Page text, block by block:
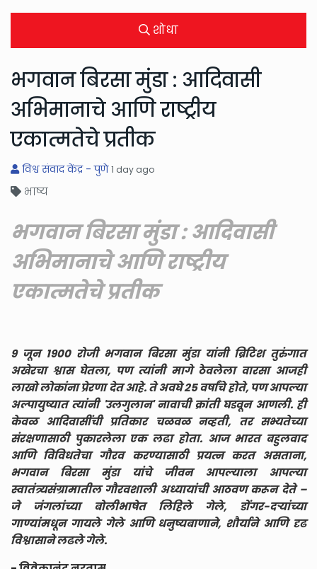
शोधा
भगवान बिरसा मुंडा : आदिवासी
अभिमानाचे आणि राष्ट्रीय
एकात्मतेचे प्रतीक
विश्व संवाद केंद्र - पुणे 1 day ago
भाष्य
भगवान बिरसा मुंडा : आदिवासी
अभिमानाचे आणि राष्ट्रीय
एकात्मतेचे प्रतीक
९ जून १९०० रोजी भगवान बिरसा मुंडा यांनी ब्रिटिश तुरुंगात
अखेरचा श्वास घेतला, पण त्यांनी मागे ठेवलेला वारसा आजही
लाखो लोकांना प्रेरणा देत आहे. ते अवघे २५ वर्षांचे होते, पण आपल्या
अल्पायुष्यात त्यांनी 'उलगुलान' नावाची क्रांती घडवून आणली. ही
केवळ आदिवासींची प्रतिकार चळवळ नव्हती, तर सभ्यतेच्या
संरक्षणासाठी पुकारलेला एक लढा होता. आज भारत बहुलवाद
आणि विविधतेचा गौरव करण्यासाठी प्रयत्न करत असताना,
भगवान बिरसा मुंडा यांचे जीवन आपल्याला आपल्या
स्वातंत्र्यसंग्रामातील गौरवशाली अध्यायांची आठवण करून देते –
जे जंगलांच्या बोलीभाषेत लिहिले गेले, डोंगर-दऱ्यांच्या
गाण्यांमधून गायले गेले आणि धनुष्यबाणाने, शौर्याने आणि दृढ
विश्वासाने लढले गेले.